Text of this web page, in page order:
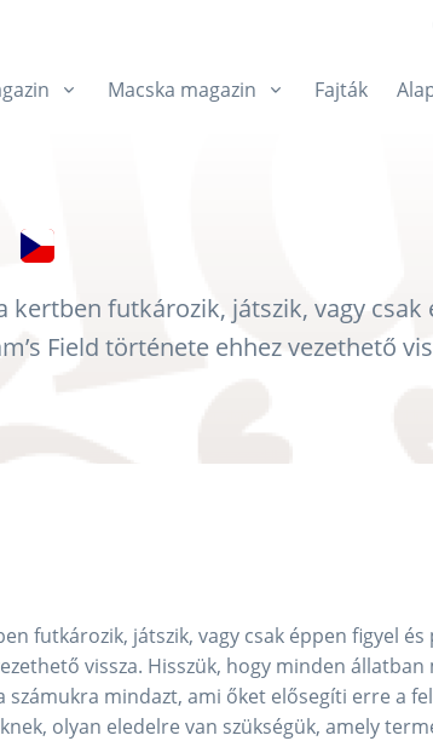
Macska magazin Fajták
futkározik, játszik, vagy csak
Field története ehhez vezethető
futkározik, játszik, vagy csak éppen figyel
vissza. Hisszük, hogy minden
számukra mindazt, ami őket elősegíti erre a
olyan eledelre van szükségük, amely